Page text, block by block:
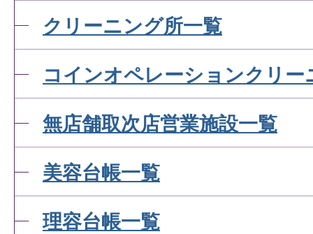
クリーニング所一覧
コインオペレーションクリー
無店舗取次店営業施設一覧
美容台帳一覧
理容台帳一覧